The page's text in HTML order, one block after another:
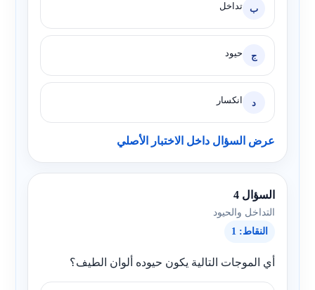
ب تداخل
ج حيود
د انكسار
عرض السؤال داخل الاختبار الأصلي
السؤال 4
التداخل والحيود
النقاط: 1
أي الموجات التالية يكون حيوده ألوان الطيف؟